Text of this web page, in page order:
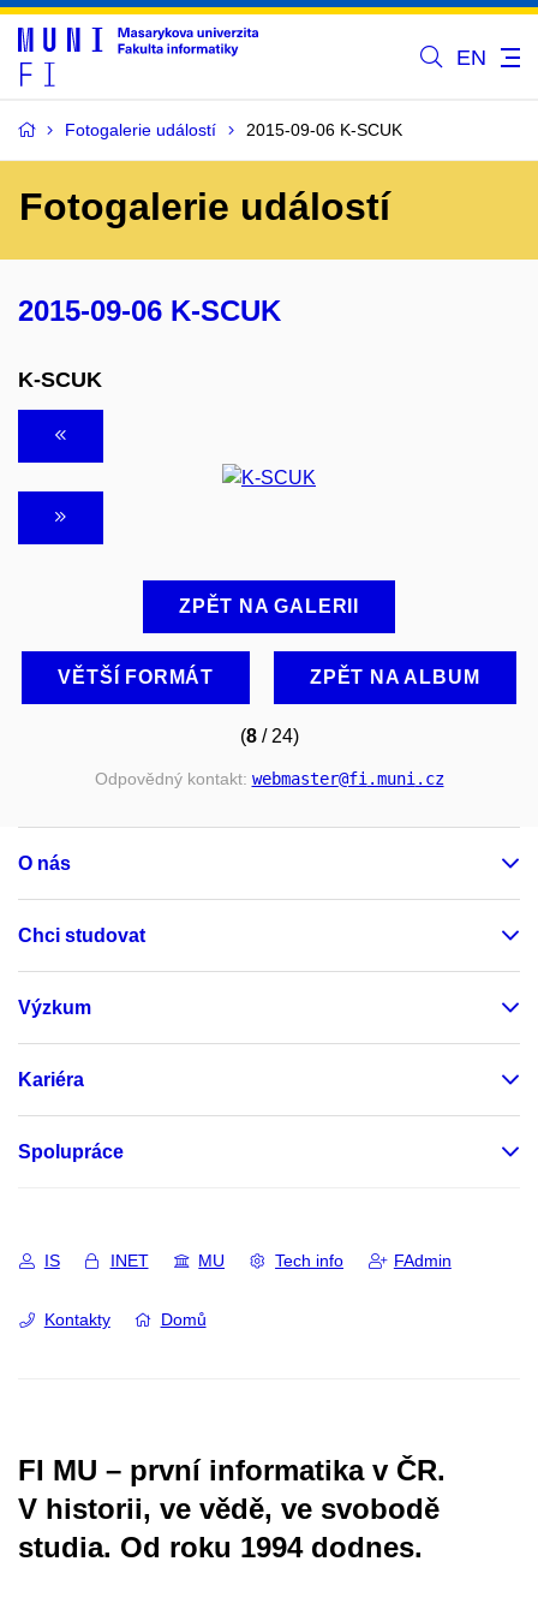
EN
Fotogalerie událostí 2015-09-06 K-SCUK
Fotogalerie událostí
2015-09-06 K-SCUK
K-SCUK
ZPĚT NA GALERII
VĚTŠÍ FORMÁT ZPĚT NA ALBUM
(8/ 24)
Odpovědný kontakt: webmaster@fi.muni.cz
O nás
Chci studovat
Výzkum
Kariéra
Spolupráce
IS INET MU Tech info FAdmin
Kontakty Domů
FI MU – první informatika v ČR.
V historii, ve vědě, ve svobodě
studia. Od roku 1994 dodnes.